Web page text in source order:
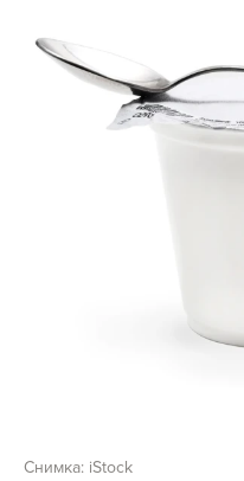
Снимка: iStock